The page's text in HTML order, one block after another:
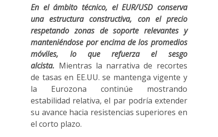
En el ámbito técnico, el EUR/USD conserva
una estructura constructiva, con el precio
respetando zonas de soporte relevantes y
manteniéndose por encima de los promedios
móviles, lo que refuerza el sesgo
alcista. Mientras la narrativa de recortes
de tasas en EE.UU. se mantenga vigente y
la Eurozona continúe mostrando
estabilidad relativa, el par podría extender
su avance hacia resistencias superiores en
el corto plazo.